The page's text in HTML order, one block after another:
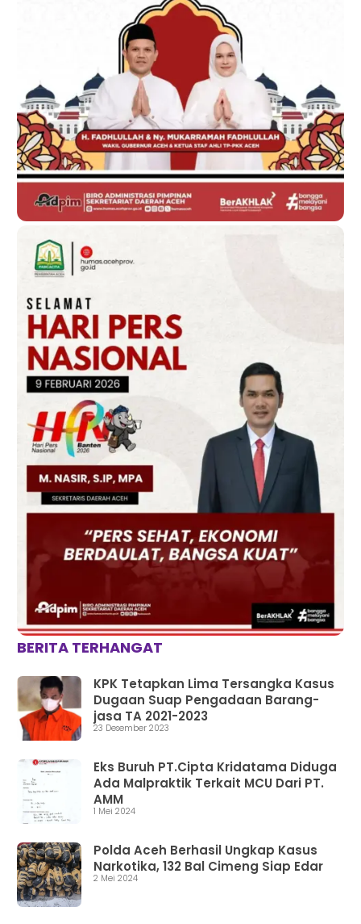
BERITA TERHANGAT
KPK Tetapkan Lima Tersangka Kasus
Dugaan Suap Pengadaan Barang-
jasa TA 2021-2023
23 Desember 2023
Eks Buruh PT.Cipta Kridatama Diduga
Ada Malpraktik Terkait MCU Dari PT.
AMM
1 Mei 2024
Polda Aceh Berhasil Ungkap Kasus
Narkotika, 132 Bal Cimeng Siap Edar
2 Mei 2024